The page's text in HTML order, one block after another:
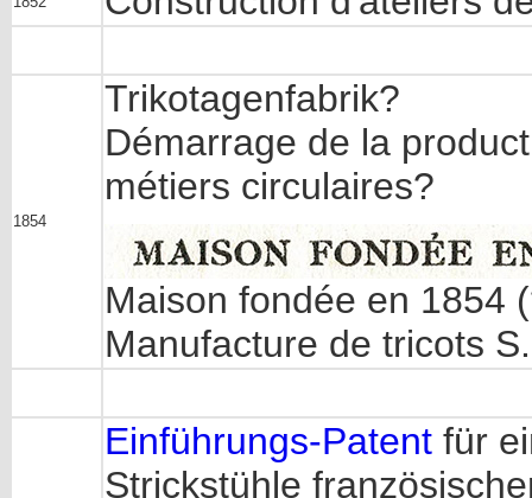
1854
Trikotagenfabrik?
Démarrage de la
métiers circulaires?
Maison fondée en 1854
Manufacture de tricots
Einführungs-Patent für
Strickstühle